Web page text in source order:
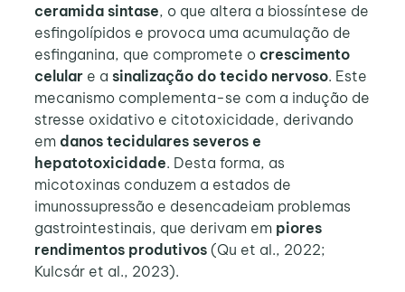
ceramida sintase, o que altera a biossíntese de
esfingolípidos e provoca uma acumulação de
esfinganina, que compromete o crescimento
celulare a sinalização do tecido nervoso. Este
mecanismo complementa-se com a indução de
stresse oxidativo e citotoxicidade, derivando
em danos tecidulares severos e
hepatotoxicidade. Desta forma, as
micotoxinas conduzem a estados de
imunossupressão e desencadeiam problemas
gastrointestinais, que derivam em piores
rendimentos produtivos(Qu et al., 2022;
Kulcsár et al., 2023).